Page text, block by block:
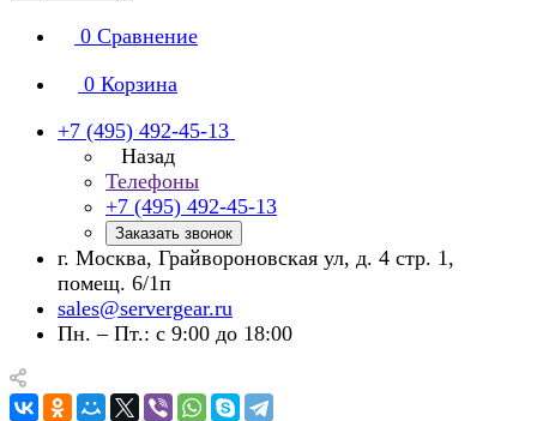
0 Сравнение
0 Корзина
+7 (495) 492-45-13
Назад
Телефоны
+7 (495) 492-45-13
Заказать звонок
г. Москва, Грайвороновская ул, д. 4 стр. 1,
помещ. 6/1п
sales@servergear.ru
Пн. – Пт.: с 9:00 до 18:00